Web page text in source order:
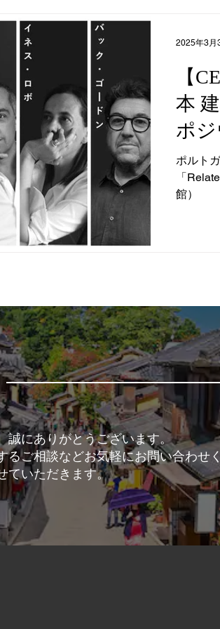
【
本
ポジ
美
ポルト
「
館）
2025年3月
誠にありがとうございます。
るご相談などお気軽にお問い合わせ
ていただきます。